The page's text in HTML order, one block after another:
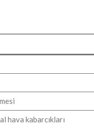
hava kabarcıkları